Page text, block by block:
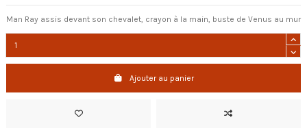
Man Ray assis devant son chevalet, crayon à la main, buste de Venus au mur
Ajouter au panier